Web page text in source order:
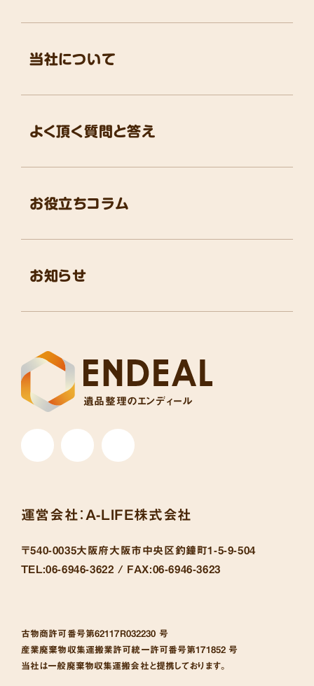
遺品整理のエンディール
お役立ちコラム
よく頂く質問と答え
お知らせ
当社について
運営会社： A-LIFE株式会社
〒540-0035大阪府大阪市中央区釣鐘町1-5-9-504
TEL:06-6946-3622 / FAX:06-6946-3623
古物商許可番号第62117R032230 号
産業廃棄物収集運搬業許可統一許可番号第171852 号
当社は一般廃棄物収集運搬会社と提携しております。